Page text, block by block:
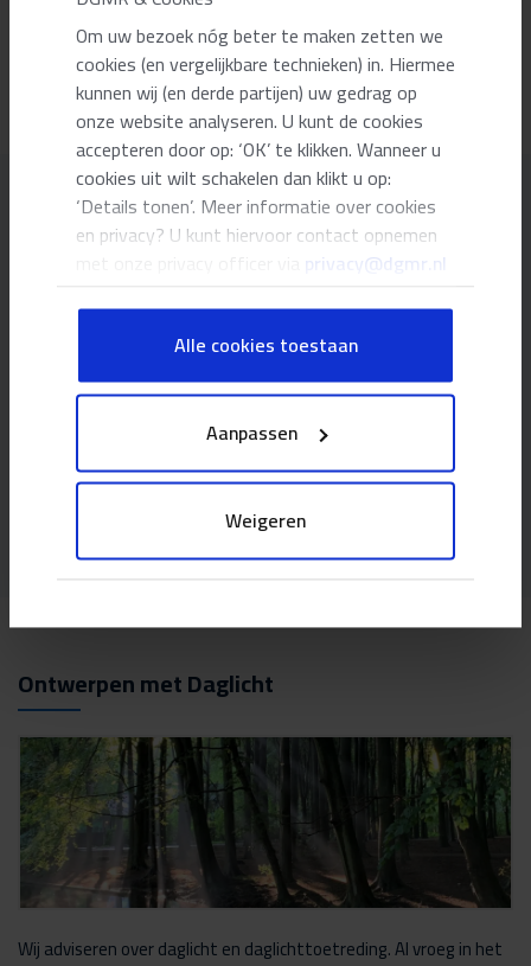
Om uw bezoek nóg beter te maken zetten we
cookies (en vergelijkbare technieken) in. Hiermee
kunnen wij (en derde partijen) uw gedrag op
onze website analyseren. U kunt de cookies
accepteren door op: ‘OK’ te klikken. Wanneer u
cookies uit wilt schakelen dan klikt u op:
‘Details tonen’. Meer informatie over cookies
en privacy? U kunt hiervoor contact opnemen
privacy@dgmr.nl
Alle cookies toestaan
Aanpassen
Weigeren
geholpen door de experts van DGMR. Studenten leveren niet
alleen een onderzoeksverslag, maar vertalen hun bevindingen in
een heusewhitepaper.
Onze adviseurs
Gertjan Verbaan
Senior adviseur bouwfysica
Meer kennis
Ontwerpen met Daglicht
Wij adviseren over daglicht en daglichttoetreding. Al vroeg in het